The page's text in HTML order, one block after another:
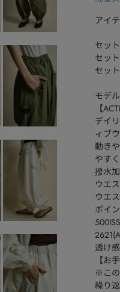
アイ
セッ
セッ
セッ
モデ
【
デイ
ィブ
動き
やす
撥水
ウエ
ウエ
ポイ
透け
【お
※この
繰り